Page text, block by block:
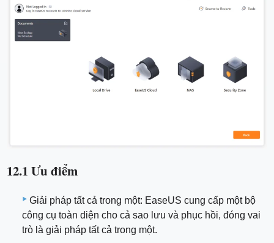
12.1 Ưu điểm
Giải pháp tất cả trong một: EaseUS cung cấp một bộ
công cụ toàn diện cho cả sao lưu và phục hồi, đóng vai
trò là giải pháp tất cả trong một.